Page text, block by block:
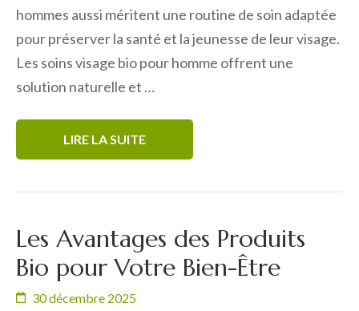
hommes aussi méritent une routine de soin adaptée
pour préserver la santé et la jeunesse de leur visage.
Les soins visage bio pour homme offrent une
solution naturelle et …
LIRE LA SUITE
Les Avantages des Produits
Bio pour Votre Bien-Être
30 décembre 2025